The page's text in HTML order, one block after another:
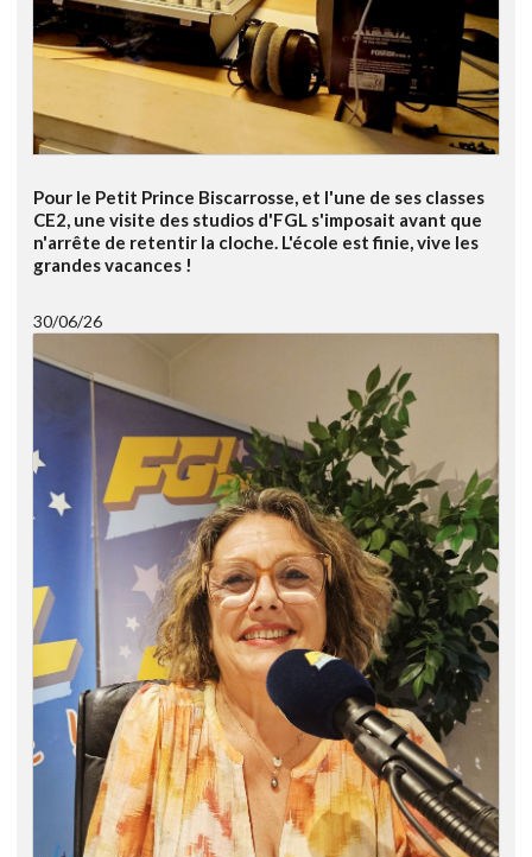
Pour le Petit Prince Biscarrosse, et l'une de ses classes
CE2, une visite des studios d'FGL s'imposait avant que
n'arrête de retentir la cloche. L'école est finie, vive les
grandes vacances !
30/06/26